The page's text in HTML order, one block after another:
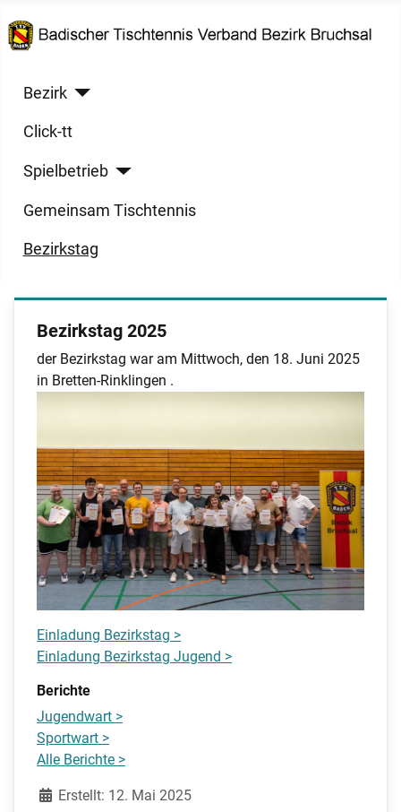
Bezirk
Click-tt
Spielbetrieb
Gemeinsam Tischtennis
Bezirkstag
Bezirkstag 2025
der Bezirkstag war am Mittwoch, den 18. Juni 2025
in Bretten-Rinklingen .
Einladung Bezirkstag >
Einladung Bezirkstag Jugend >
Berichte
Jugendwart >
Sportwart >
Alle Berichte >
DetailsErstellt: 12. Mai 2025